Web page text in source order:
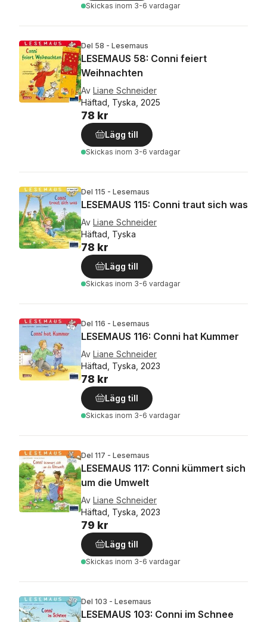
Skickas inom 3-6 vardagar
Del 58 - Lesemaus
LESEMAUS 58: Conni feiert
Weihnachten
Av Liane Schneider
Häftad, Tyska, 2025
78 kr
Lägg till
Skickas inom 3-6 vardagar
Del 115 - Lesemaus
LESEMAUS 115: Conni traut sich was
Av Liane Schneider
Häftad, Tyska
78 kr
Lägg till
Skickas inom 3-6 vardagar
Del 116 - Lesemaus
LESEMAUS 116: Conni hat Kummer
Av Liane Schneider
Häftad, Tyska, 2023
78 kr
Lägg till
Skickas inom 3-6 vardagar
Del 117 - Lesemaus
LESEMAUS 117: Conni kümmert sich
um die Umwelt
Av Liane Schneider
Häftad, Tyska, 2023
79 kr
Lägg till
Skickas inom 3-6 vardagar
Del 103 - Lesemaus
LESEMAUS 103: Conni im Schnee